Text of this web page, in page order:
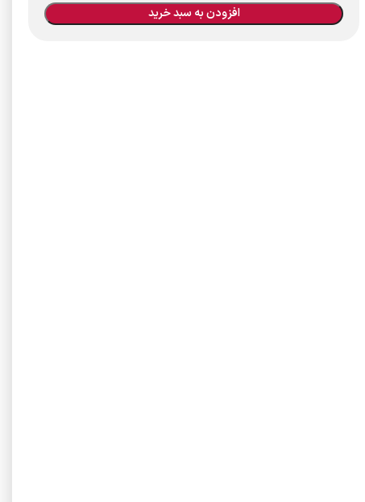
افزودن به سبد خرید